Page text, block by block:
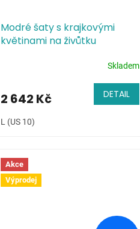
Modré šaty s krajkovými
květinami na živůtku
Skladem
2 642 Kč DETAIL
L (US 10)
Akce
Výprodej